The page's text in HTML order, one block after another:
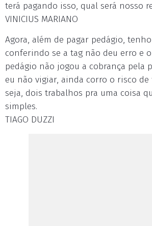
terá pagando isso, qual será nosso
VINICIUS MARIANO
Agora, além de pagar pedágio,
conferindo se a tag não deu erro e
pedágio não jogou a cobrança pela
eu não vigiar, ainda corro o risco de
seja, dois trabalhos pra uma coisa
simples.
TIAGO DUZZI